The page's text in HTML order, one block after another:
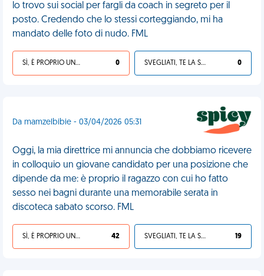
lo trovo sui social per fargli da coach in segreto per il
posto. Credendo che lo stessi corteggiando, mi ha
mandato delle foto di nudo. FML
SÌ, È PROPRIO UNA VDM! 0 SVEGLIATI, TE LA SEI CERCATA! 0
Da mamzelbibie - 03/04/2026 05:31
Oggi, la mia direttrice mi annuncia che dobbiamo ricevere
in colloquio un giovane candidato per una posizione che
dipende da me: è proprio il ragazzo con cui ho fatto
sesso nei bagni durante una memorabile serata in
discoteca sabato scorso. FML
SÌ, È PROPRIO UNA VDM! 42 SVEGLIATI, TE LA SEI CERCATA! 19